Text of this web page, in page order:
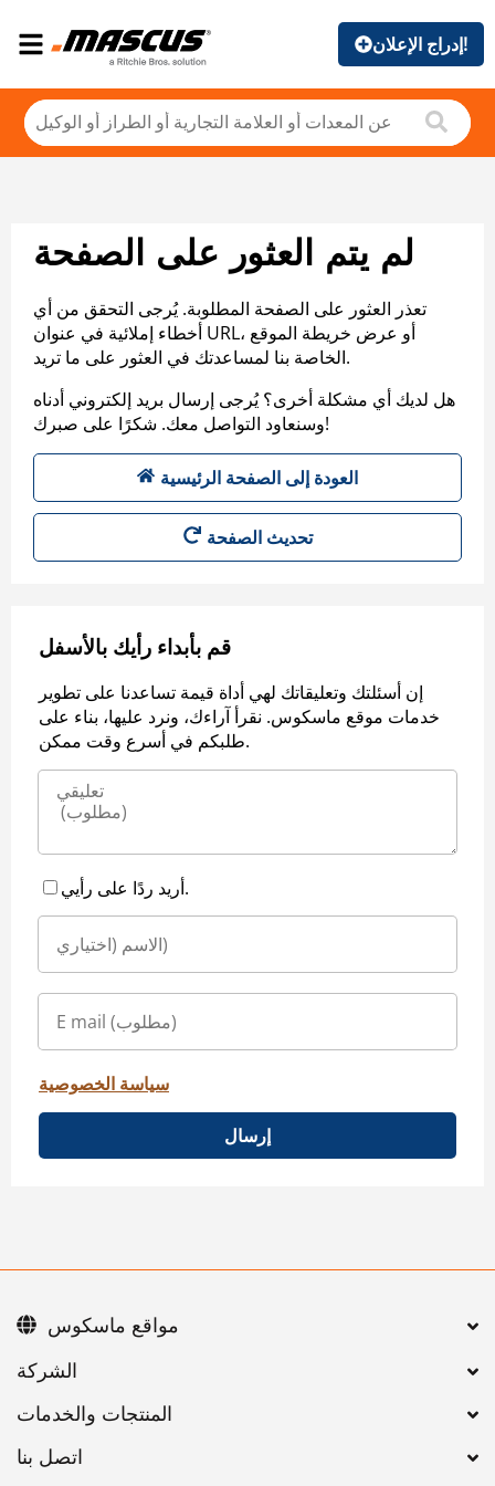
إدراج الإعلان!
لم يتم العثور على الصفحة
تعذر العثور على الصفحة المطلوبة. يُرجى التحقق من أي
أخطاء إملائية في عنوان URL، أو عرض خريطة الموقع
الخاصة بنا لمساعدتك في العثور على ما تريد.
هل لديك أي مشكلة أخرى؟ يُرجى إرسال بريد إلكتروني أدناه
وسنعاود التواصل معك. شكرًا على صبرك!
العودة إلى الصفحة الرئيسية
تحديث الصفحة
قم بأبداء رأيك بالأسفل
إن أسئلتك وتعليقاتك لهي أداة قيمة تساعدنا على تطوير
خدمات موقع ماسكوس. نقرأ آراءك، ونرد عليها، بناء على
طلبكم في أسرع وقت ممكن.
أريد ردًا على رأيي.
سياسة الخصوصية
إرسال
اتصل بنا
مواقع ماسكوس